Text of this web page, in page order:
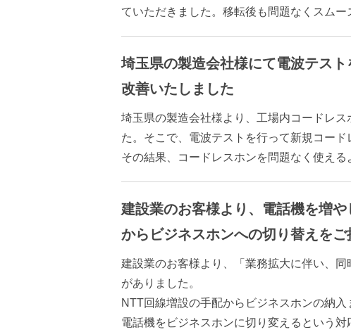
ていただきました。移転後も問題なくスム
埼玉県の製造会社様にて電波テス
改善いたしました
埼玉県の製造会社様より、工場内コードレ
た。そこで、電波テストを行って新規コー
その結果、コードレスホンを問題なく使える
建設業のお客様より、電話機を増
からビジネスホンへの切り替えを
建設業のお客様より、「業務拡大に伴い、
がありました。
NTT回線増設の手配からビジネスホンの納
電話機をビジネスホンに切り変えるという